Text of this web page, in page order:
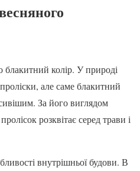
блакитний колір. У природі
проліски, але саме блакитний
За його виглядом
розквітає серед трави і
внутрішньої будови. В